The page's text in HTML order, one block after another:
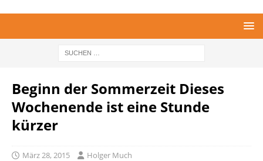
Beginn der Sommerzeit Dieses
Wochenende ist eine Stunde
kürzer
März 28, 2015 Holger Much